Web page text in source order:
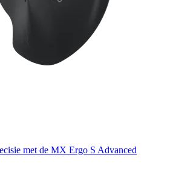
met de MX Ergo S Advanced